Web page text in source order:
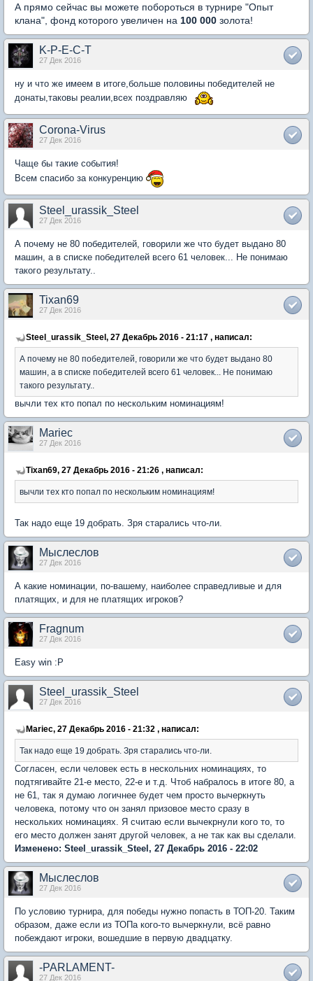
А прямо сейчас вы можете побороться в турнире "Опыт
клана", фонд которого увеличен на 100 000 золота!
K-P-E-C-T
27 Дек 2016
ну и что же имеем в итоге,больше половины победителей не
донаты,таковы реалии,всех поздравляю
Corona-Virus
27 Дек 2016
Чаще бы такие события!
Всем спасибо за конкуренцию
Steel_urassik_Steel
27 Дек 2016
А почему не 80 победителей, говорили же что будет выдано 80
машин, а в списке победителей всего 61 человек... Не понимаю
такого результату..
Tixan69
27 Дек 2016
Steel_urassik_Steel, 27 Декабрь 2016 - 21:17 , написал:
А почему не 80 победителей, говорили же что будет выдано 80
машин, а в списке победителей всего 61 человек... Не понимаю
такого результату..
вычли тех кто попал по нескольким номинациям!
Mariec
27 Дек 2016
Tixan69, 27 Декабрь 2016 - 21:26 , написал:
вычли тех кто попал по нескольким номинациям!
Так надо еще 19 добрать. Зря старались что-ли.
Мыслеслов
27 Дек 2016
А какие номинации, по-вашему, наиболее справедливые и для
платящих, и для не платящих игроков?
Fragnum
27 Дек 2016
Easy win :Р
Steel_urassik_Steel
27 Дек 2016
Mariec, 27 Декабрь 2016 - 21:32 , написал:
Так надо еще 19 добрать. Зря старались что-ли.
Согласен, если человек есть в нескольних номинациях, то
подтягивайте 21-е место, 22-е и т.д. Чтоб набралось в итоге 80, а
не 61, так я думаю логичнее будет чем просто вычеркнуть
человека, потому что он занял призовое место сразу в
нескольких номинациях. Я считаю если вычекрнули кого то, то
его место должен занят другой человек, а не так как вы сделали.
Изменено: Steel_urassik_Steel, 27 Декабрь 2016 - 22:02
Мыслеслов
27 Дек 2016
По условию турнира, для победы нужно попасть в ТОП-20. Таким
образом, даже если из ТОПа кого-то вычеркнули, всё равно
побеждают игроки, вошедшие в первую двадцатку.
-PARLAMENT-
27 Дек 2016